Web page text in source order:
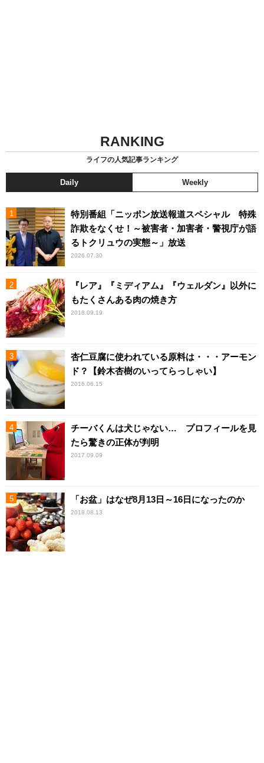
RANKING
ライフの人気記事ランキング
Daily Weekly
特別番組「ニッポン放送報道スペシャル 特殊
詐欺をなくせ！～被害者・加害者・警視庁が語
るトクリュウの実態～」放送
2026.07.30
『レア』『ミディアム』『ウェルダン』以外に
もたくさんある肉の焼き方
2018.09.19
杏仁豆腐に使われている原料は・・・アーモン
ド？【鈴木杏樹のいってらっしゃい】
2016.06.15
チーバくんは犬じゃない… プロフィールを見
たら驚きの正体が判明
2017.09.09
「お盆」はなぜ8月13日～16日になったのか
2018.08.13